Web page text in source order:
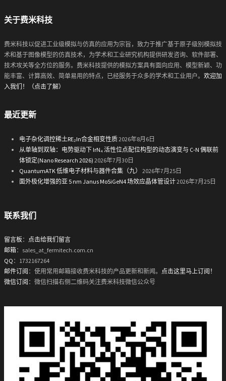
关于费米科技
费米科技以促进工业级模拟与仿真的应用为宗旨，致力于推广基于原子级别模拟技
术和基于图像模型的仿真技术，为学术和工业研究机构提供研发咨询、软件部署、
技术攻关等全方位的服务。费米科技提供的模拟方案具有面向应用、模型新颖、功
能丰富、计算高效、简单易用的特点，已经服务于众多的学术和工业用户。 欢迎加
入我们！（点击了解）
最近更新
电子杂化调控稀土RE₂In合金相变性质2026年8月6日
从单轴到双轴：电势驱动下 IrN₄ 活性位点配位构型的动态演变与 C-N 偶联前
体锁定(Nano Research 2026) 2026年7月30日
QuantumATK 低维电子材料与器件合集（九）
2026年7月25日
面外极化增强的亚 5 nm Janus MoSiGeN4 场效应晶体管设计2026年7月25日
联系我们
留言板 ： 点击给我们留言
邮箱：sales_at_fermitech.com.cn
QQ ：1732167264
邮件订阅 ：使用常用邮箱接收费米科技的产品更新和新闻。 点击这里马上订阅！
微信订阅 ：微信扫描右侧二维码关注费米科技微信公众号